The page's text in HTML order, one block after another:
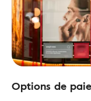
Options de